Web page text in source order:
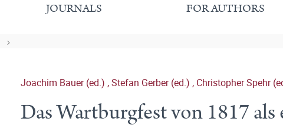
JOURNALS FOR AUTHORS
Joachim Bauer (ed.) ,Stefan Gerber (ed.) , Christopher Spehr
Das Wartburgfest von 1817